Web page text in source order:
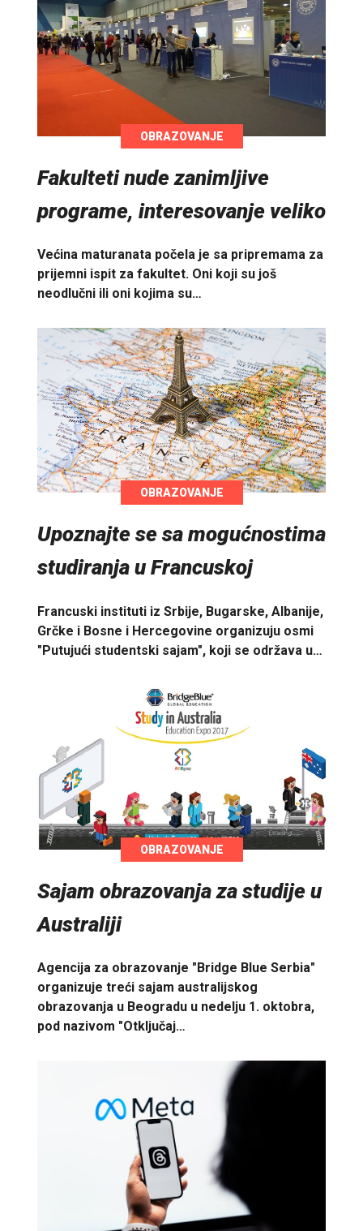
OBRAZOVANJE
Fakulteti nude zanimljive
programe, interesovanje veliko
Većina maturanata počela je sa pripremama za
prijemni ispit za fakultet. Oni koji su još
neodlučni ili oni kojima su…
OBRAZOVANJE
Upoznajte se sa mogućnostima
studiranja u Francuskoj
Francuski instituti iz Srbije, Bugarske, Albanije,
Grčke i Bosne i Hercegovine organizuju osmi
"Putujući studentski sajam", koji se održava u…
OBRAZOVANJE
Sajam obrazovanja za studije u
Australiji
Agencija za obrazovanje "Bridge Blue Serbia"
organizuje treći sajam australijskog
obrazovanja u Beogradu u nedelju 1. oktobra,
pod nazivom "Otključaj…